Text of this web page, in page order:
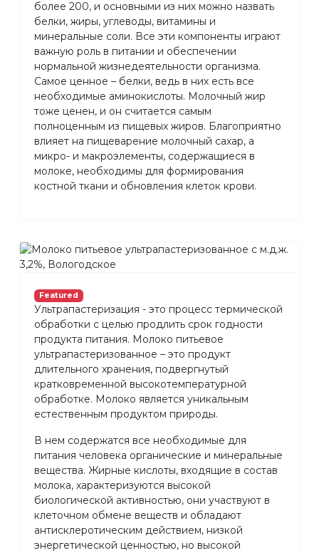
более 200, и основными из них можно назвать
белки, жиры, углеводы, витамины и
минеральные соли. Все эти компоненты играют
важную роль в питании и обеспечении
нормальной жизнедеятельности организма.
Самое ценное – белки, ведь в них есть все
необходимые аминокислоты. Молочный жир
тоже ценен, и он считается самым
полноценным из пищевых жиров. Благоприятно
влияет на пищеварение молочный сахар, а
микро- и макроэлементы, содержащиеся в
молоке, необходимы для формирования
костной ткани и обновления клеток крови.
Featured
Ультрапастеризация - это процесс термической
обработки с целью продлить срок годности
продукта питания. Молоко питьевое
ультрапастеризованное – это продукт
длительного хранения, подвергнутый
кратковременной высокотемпературной
обработке. Молоко является уникальным
естественным продуктом природы.
В нем содержатся все необходимые для
питания человека органические и минеральные
вещества. Жирные кислоты, входящие в состав
молока, характеризуются высокой
биологической активностью, они участвуют в
клеточном обмене веществ и обладают
антисклеротическим действием, низкой
энергетической ценностью, но высокой